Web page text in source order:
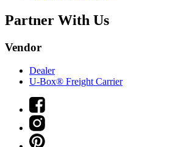
Partner With Us
Vendor
Dealer
U-Box® Freight Carrier